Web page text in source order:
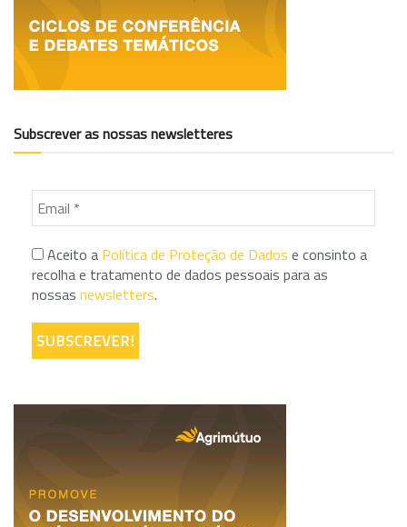
Subscrever as nossas newsletteres
Aceito a Política de Proteção de Dados e consinto a
recolha e tratamento de dados pessoais para as
nossas newsletters.